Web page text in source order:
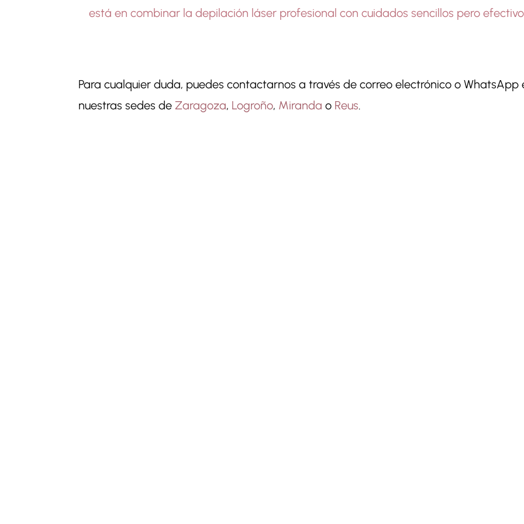
está en combinar la depilación láser profesional con cuidados sencillos pero
Para cualquier duda, puedes contactarnos a través de correo electrónico o WhatsApp
nuestras sedes deZaragoza, Logroño, Miranda o Reus.